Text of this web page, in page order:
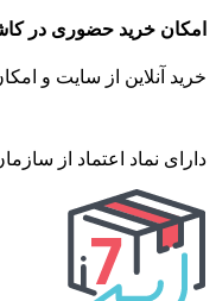
امکان خرید حضوری در
خرید آنلاین از سایت و
دارای نماد اعتماد از